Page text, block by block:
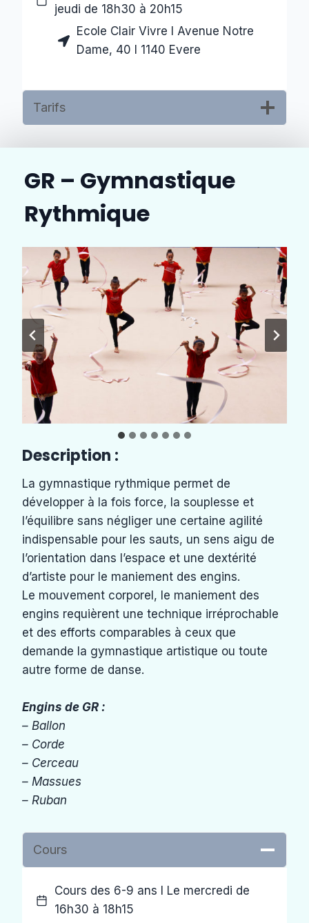
jeudi de 18h30 à 20h15
Ecole Clair Vivre I Avenue Notre
Dame, 40 I 1140 Evere
Tarifs
GR – Gymnastique
Rythmique
Description :
La gymnastique rythmique permet de
développer à la fois force, la souplesse et
l’équilibre sans négliger une certaine agilité
indispensable pour les sauts, un sens aigu de
l’orientation dans l’espace et une dextérité
d’artiste pour le maniement des engins.
Le mouvement corporel, le maniement des
engins requièrent une technique irréprochable
et des efforts comparables à ceux que
demande la gymnastique artistique ou toute
autre forme de danse.
Engins de GR :
– Ballon
– Corde
– Cerceau
– Massues
– Ruban
Cours
Cours des 6-9 ans I Le mercredi de
16h30 à 18h15